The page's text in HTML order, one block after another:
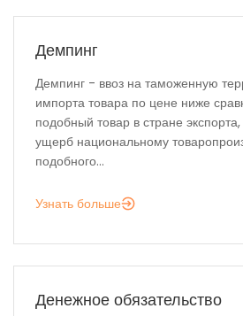
Демпинг
Демпинг - ввоз на таможенную
импорта товара по цене ниже
подобный товар в стране
ущерб национальному
подобного...
Узнать больше
Денежное обязательство